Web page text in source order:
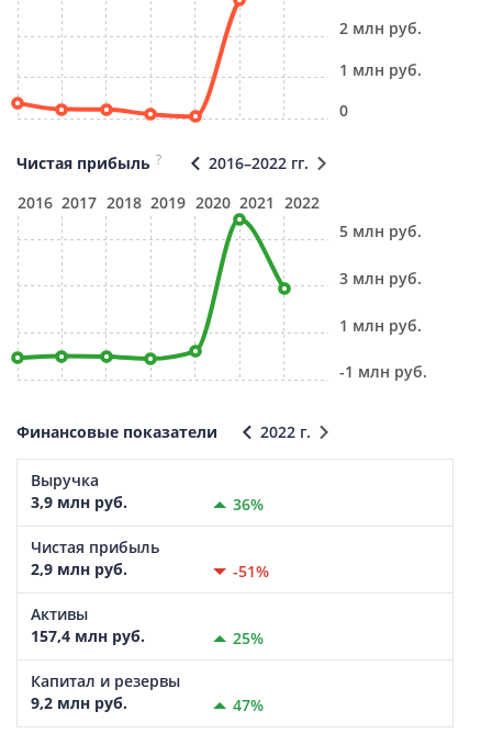
0
1 млн руб.
2 млн руб.
Чистая прибыль ?
2016–2022 гг.
2016 2017 2018 2019 2020 2021 2022
-1 млн руб.
1 млн руб.
3 млн руб.
5 млн руб.
Финансовые показатели 2022 г.
Выручка
3,9 млн руб.
36%
Чистая прибыль
2,9 млн руб.
-51%
Активы
157,4 млн руб.
25%
Капитал и резервы
9,2 млн руб.
47%